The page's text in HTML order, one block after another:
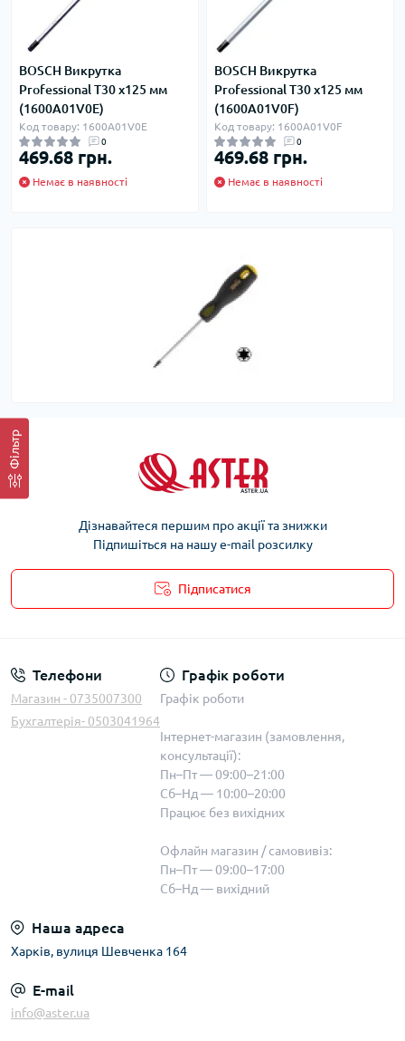
Фільтр
BOSCH Викрутка
Professional T30 х125 мм
(1600A01V0E)
Код товару: 1600A01V0E
0
469.68 грн.
Немає в наявності
BOSCH Викрутка
Professional T30 х125 мм
(1600A01V0F)
Код товару: 1600A01V0F
0
469.68 грн.
Немає в наявності
Дізнавайтеся першим про акції та знижки
Підпишіться на нашу e-mail розсилку
Підписатися
Телефони
Магазин - 0735007300
Бухгалтерія- 0503041964
Графік роботи
Графік роботи
Інтернет-магазин (замовлення,
консультації):
Пн–Пт — 09:00–21:00
Сб–Нд — 10:00–20:00
Працює без вихідних
Офлайн магазин / самовивіз:
Пн–Пт — 09:00–17:00
Сб–Нд — вихідний
Наша адреса
Харків, вулиця Шевченка 164
E-mail
info@aster.ua